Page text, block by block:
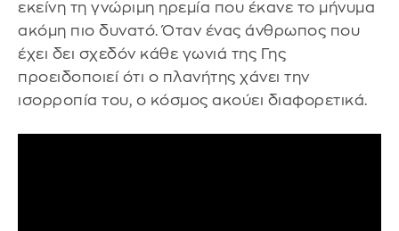
εκείνη τη γνώριμη ηρεμία που έκανε το μήνυμα
ακόμη πιο δυνατό. Όταν ένας άνθρωπος που
έχει δει σχεδόν κάθε γωνιά της Γης
προειδοποιεί ότι ο πλανήτης χάνει την
ισορροπία του, ο κόσμος ακούει διαφορετικά.